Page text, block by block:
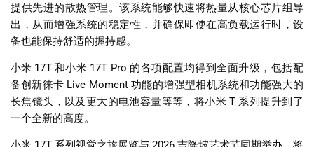
提供先进的散热管理。该系统能够快速将热量从核心芯片组导
出，从而增强系统的稳定性，并确保即使在高负载运行时，设
备也能保持舒适的握持感。
小米 17T 和小米 17T Pro 的各项配置均得到全面升级，包括配
备创新徕卡 Live Moment 功能的增强型相机系统和功能强大的
长焦镜头，以及更大的电池容量等等，将小米 T 系列提升到了
一个全新的高度。